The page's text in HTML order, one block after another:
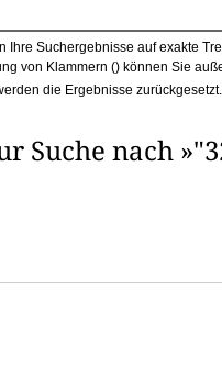
Suchergebnisse auf exakte
von Klammern () können Sie
die Ergebnisse zurückgesetzt.
Suche nach